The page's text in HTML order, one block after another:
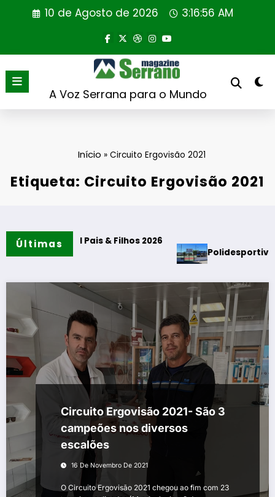
10 de Agosto de 2026 3:16:56 AM
A Voz Serrana para o Mundo
Início » Circuito Ergovisão 2021
Etiqueta: Circuito Ergovisão 2021
Últimas
DCI Pais & Filhos 2026
Polidesportivo e
Circuito Ergovisão 2021- São 3
campeões nos diversos
escalões
16 De Novembro De 2021
O Circuito Ergovisão 2021 chegou ao fim com 23